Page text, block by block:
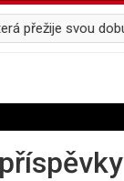
svou dobu